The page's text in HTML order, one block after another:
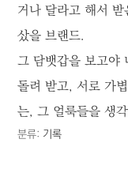
거나 달라고 해서
샀을 브랜드.
그 담뱃갑을 보고야
돌려 받고, 서로 가
는, 그 얼룩들을 생
분류: 기록